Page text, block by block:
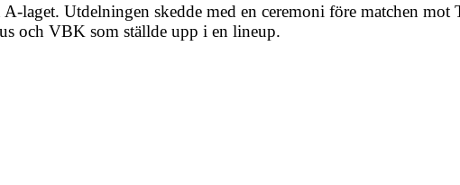
laget. Utdelningen skedde med en ceremoni före matchen
och VBK som ställde upp i en lineup.